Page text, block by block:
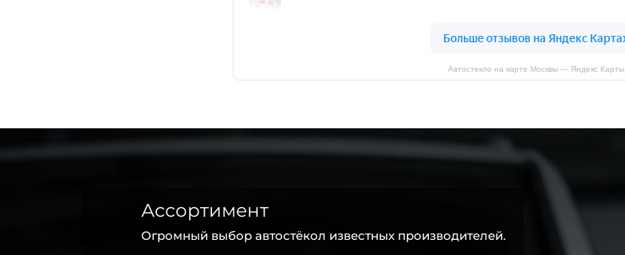
Автостекло на карте Москвы — Яндекс Карты
Ассортимент
Огромный выбор автостёкол известных производителей.